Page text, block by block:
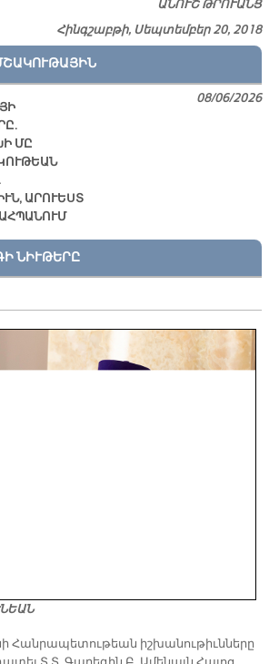
ԱՆՈՒՇ ԹՐՈՒԱՆՑ
Հինգշաբթի, Սեպտեմբեր 20, 2018
ՄԸ
ԱՐՈՒԵՍՏ
08/06/2026
ՆԻՒԹԵՐԸ
Հանրապետութեան իշխանութիւնները